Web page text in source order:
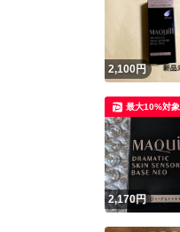
2,100円
2,170円
最大10%対象